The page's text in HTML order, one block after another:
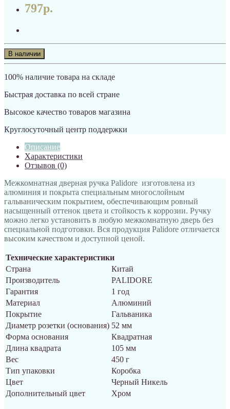
797р.
В наличии
100% наличие товара на складе
Быстрая доставка по всей стране
Высокое качество товаров магазина
Круглосуточный центр поддержки
Описание
Характеристики
Отзывов (0)
Межкомнатная дверная ручка Palidore изготовлена из
алюминия и покрыта специальным многослойным
гальваническим покрытием, обеспечивающим ровный
насыщенный оттенок цвета и стойкость к коррозии. Ручку
можно легко установить в любую межкомнатную дверь без
специальной подготовки. Вся продукция Palidore отличается
высоким качеством и доступной ценой.
Технические характеристики
Страна
Китай
Производитель
PALIDORE
Гарантия
1 год
Материал
Алюминий
Покрытие
Гальваника
Диаметр розетки (основания) 52 мм
Форма основания
Квадратная
Длина квадрата
105 мм
Вес
450 г
Тип упаковки
Коробка
Цвет
Черный Никель
Дополнительный цвет
Хром